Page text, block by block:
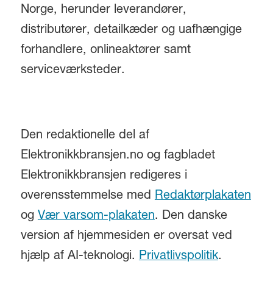
Norge, herunder leverandører,
distributører, detailkæder og uafhængige
forhandlere, onlineaktører samt
serviceværksteder.
Den redaktionelle del af
Elektronikkbransjen.no og fagbladet
Elektronikkbransjen redigeres i
overensstemmelse med Redaktørplakaten
og Vær varsom-plakaten. Den danske
version af hjemmesiden er oversat ved
hjælp af AI-teknologi. Privatlivspolitik.